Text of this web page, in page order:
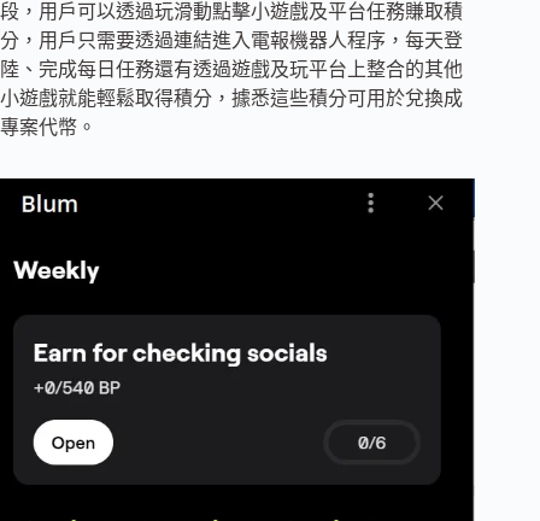
段，用戶可以透過玩滑動點擊小遊戲及平台任務賺取積
分，用戶只需要透過連結進入電報機器人程序，每天登
陸、完成每日任務還有透過遊戲及玩平台上整合的其他
小遊戲就能輕鬆取得積分，據悉這些積分可用於兌換成
專案代幣。